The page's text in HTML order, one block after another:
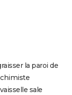
la paroi de
chimiste
sale